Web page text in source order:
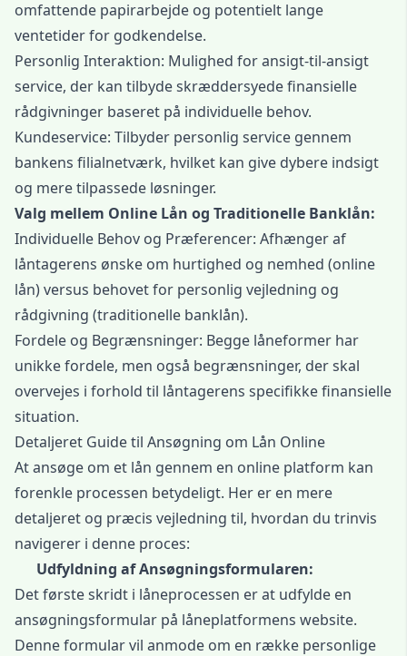
omfattende papirarbejde og potentielt lange
ventetider for godkendelse.
Personlig Interaktion: Mulighed for ansigt-til-ansigt
service, der kan tilbyde skræddersyede finansielle
rådgivninger baseret på individuelle behov.
Kundeservice: Tilbyder personlig service gennem
bankens filialnetværk, hvilket kan give dybere indsigt
og mere tilpassede løsninger.
Valg mellem Online Lån og Traditionelle Banklån:
Individuelle Behov og Præferencer: Afhænger af
låntagerens ønske om hurtighed og nemhed (online
lån) versus behovet for personlig vejledning og
rådgivning (traditionelle banklån).
Fordele og Begrænsninger: Begge låneformer har
unikke fordele, men også begrænsninger, der skal
overvejes i forhold til låntagerens specifikke finansielle
situation.
Detaljeret Guide til Ansøgning om Lån Online
At ansøge om et lån gennem en online platform kan
forenkle processen betydeligt. Her er en mere
detaljeret og præcis vejledning til, hvordan du trinvis
navigerer i denne proces:
Udfyldning af Ansøgningsformularen:
Det første skridt i låneprocessen er at udfylde en
ansøgningsformular på låneplatformens website.
Denne formular vil anmode om en række personlige